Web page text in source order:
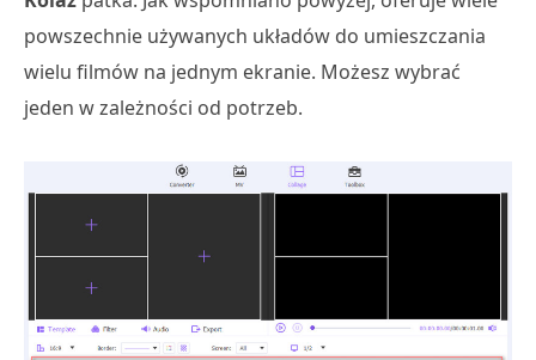
powszechnie używanych układów do umieszczania
wielu filmów na jednym ekranie. Możesz wybrać
jeden w zależności od potrzeb.